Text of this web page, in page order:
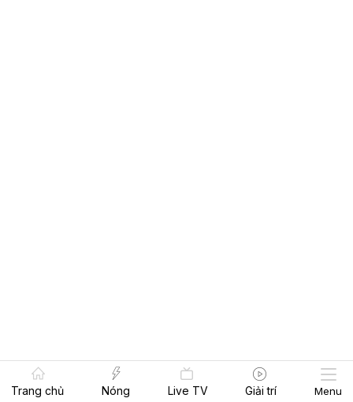
Trang chủ Nóng Live TV Giải trí Menu